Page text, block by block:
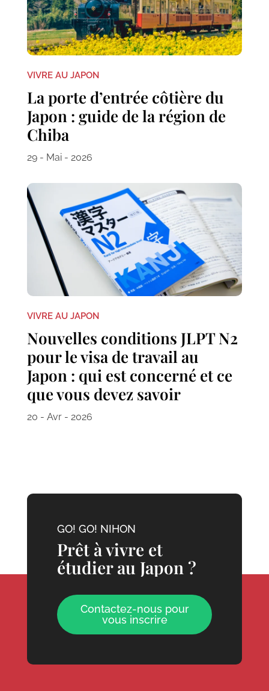
VIVRE AU JAPON
La porte d’entrée côtière du
Japon : guide de la région de
Chiba
29 - Mai - 2026
VIVRE AU JAPON
Nouvelles conditions JLPT N2
pour le visa de travail au
Japon : qui est concerné et ce
que vous devez savoir
20 - Avr - 2026
GO! GO! NIHON
Prêt à vivre et
étudier au Japon ?
Contactez-nous pour
vous inscrire